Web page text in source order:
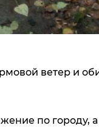
ветер и
по городу,